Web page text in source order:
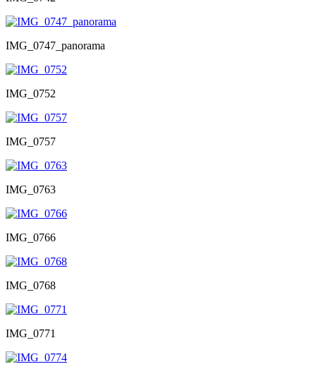
IMG_0747_panorama
IMG_0752
IMG_0757
IMG_0763
IMG_0766
IMG_0768
IMG_0771